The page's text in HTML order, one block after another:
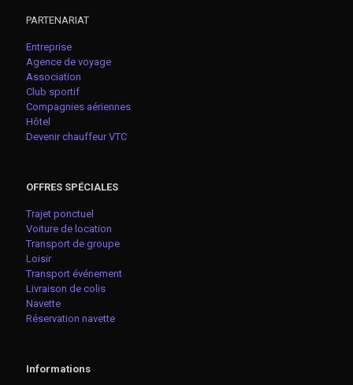
PARTENARIAT
Entreprise
Agence de voyage
Association
Club sportif
Compagnies aériennes
Hôtel
Devenir chauffeur VTC
OFFRES SPÉCIALES
Trajet ponctuel
Voiture de location
Transport de groupe
Loisir
Transport événement
Livraison de colis
Navette
Réservation navette
Informations